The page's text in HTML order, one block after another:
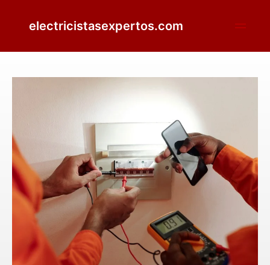
electricistasexpertos.com